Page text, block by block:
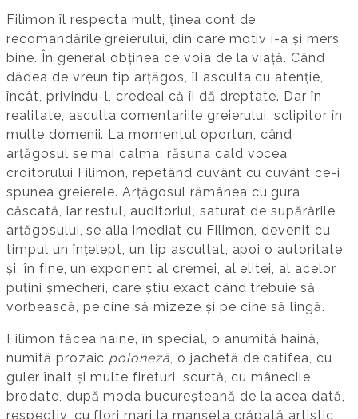
Filimon îl respecta mult, ținea cont de
recomandările greierului, din care motiv i-a și mers
bine. În general obținea ce voia de la viață. Când
dădea de vreun tip arțăgos, îl asculta cu atenție,
încât, privindu-l, credeai că îi dă dreptate. Dar în
realitate, asculta comentariile greierului, sclipitor în
multe domenii. La momentul oportun, când
arțăgosul se mai calma, răsuna cald vocea
croitorului Filimon, repetând cuvânt cu cuvânt ce-i
spunea greierele. Arțăgosul rămânea cu gura
căscată, iar restul, auditoriul, saturat de supărările
arțăgosului, se alia imediat cu Filimon, devenit cu
timpul un înțelept, un tip ascultat, apoi o autoritate
și, în fine, un exponent al cremei, al elitei, al acelor
puțini șmecheri, care știu exact când trebuie să
vorbească, pe cine să mizeze și pe cine să lingă.
Filimon făcea haine, în special, o anumită haină,
numită prozaic poloneză , o jachetă de catifea, cu
guler înalt și multe fireturi, scurtă, cu mânecile
brodate, după moda bucureșteană de la acea dată,
respectiv, cu flori mari la manșeta crăpată artistic,